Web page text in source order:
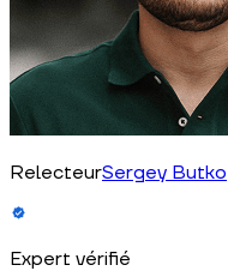
RelecteurSergey Butko
Expert vérifié